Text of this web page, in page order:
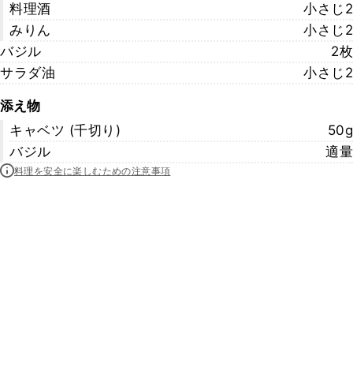
料理酒
小さじ2
みりん
小さじ2
バジル
2枚
サラダ油
小さじ2
添え物
キャベツ (千切り)
50g
バジル
適量
料理を安全に楽しむための注意事項